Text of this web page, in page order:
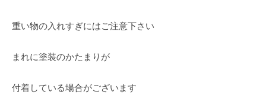
重い物の入れすぎにはご注意下さい
まれに塗装のかたまりが
付着している場合がございます